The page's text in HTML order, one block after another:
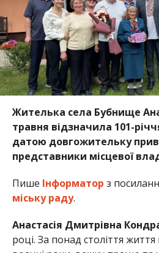
Жителька села Бубнище
травня відзначила 101-
датою довгожительку
представники місцевої
Пише Інформатор з
міську раду.
Анастасія Дмитрівна
році. За понад століття